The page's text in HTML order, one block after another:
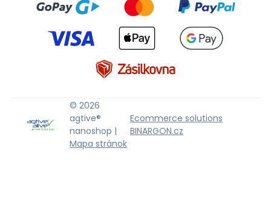
© 2026
agtive®
nanoshop |
Mapa stránok
Ecommerce solutions
BINARGON.cz